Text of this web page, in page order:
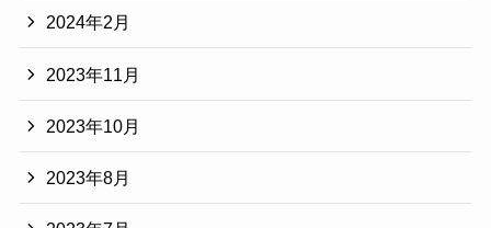
2024年2月
2023年11月
2023年10月
2023年8月